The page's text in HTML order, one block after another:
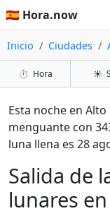
🇪🇸 Hora.now
Inicio Ciudades
⏱️ Hora ☀️
Salida de
lunares
Esta noche en
menguante con
luna llena es 28